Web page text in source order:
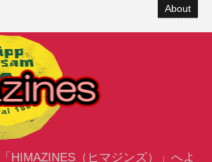
About
HIMAZINES（ヒマジンズ）」へよ